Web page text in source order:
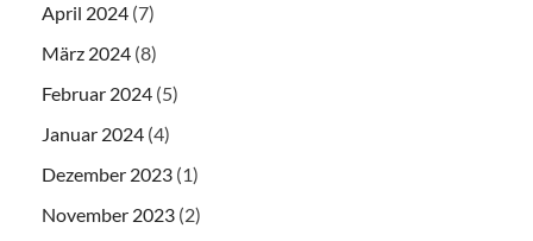
April 2024 (7)
März 2024 (8)
Februar 2024 (5)
Januar 2024 (4)
Dezember 2023 (1)
November 2023 (2)